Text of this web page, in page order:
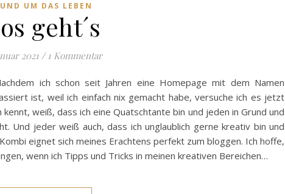
UM DAS LEBEN
geht´s
2021/ 1 Kommentar
ich schon seit Jahren eine Homepage mit dem Namen
ist, weil ich einfach nix gemacht habe, versuche ich es jetzt
weiß, dass ich eine Quatschtante bin und jeden in Grund und
Und jeder weiß auch, dass ich unglaublich gerne kreativ bin und
eignet sich meines Erachtens perfekt zum bloggen. Ich hoffe,
wenn ich Tipps und Tricks in meinen kreativen Bereichen…